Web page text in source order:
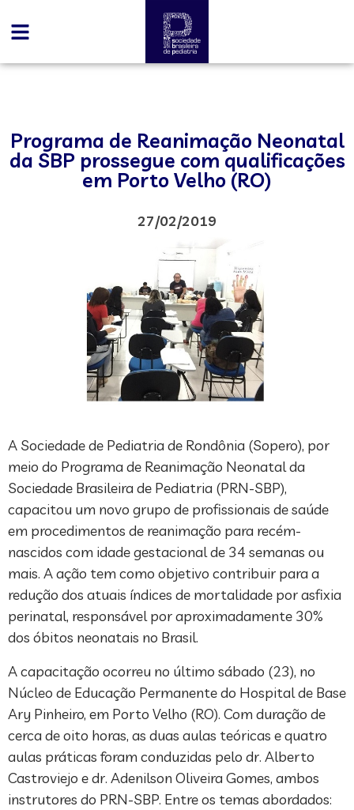
Programa de Reanimação Neonatal
da SBP prossegue com qualificações
em Porto Velho (RO)
27/02/2019
A Sociedade de Pediatria de Rondônia (Sopero), por
meio do Programa de Reanimação Neonatal da
Sociedade Brasileira de Pediatria (PRN-SBP),
capacitou um novo grupo de profissionais de saúde
em procedimentos de reanimação para recém-
nascidos com idade gestacional de 34 semanas ou
mais. A ação tem como objetivo contribuir para a
redução dos atuais índices de mortalidade por asfixia
perinatal, responsável por aproximadamente 30%
dos óbitos neonatais no Brasil.
A capacitação ocorreu no último sábado (23), no
Núcleo de Educação Permanente do Hospital de Base
Ary Pinheiro, em Porto Velho (RO). Com duração de
cerca de oito horas, as duas aulas teóricas e quatro
aulas práticas foram conduzidas pelo dr. Alberto
Castroviejo e dr. Adenilson Oliveira Gomes, ambos
instrutores do PRN-SBP. Entre os temas abordados: